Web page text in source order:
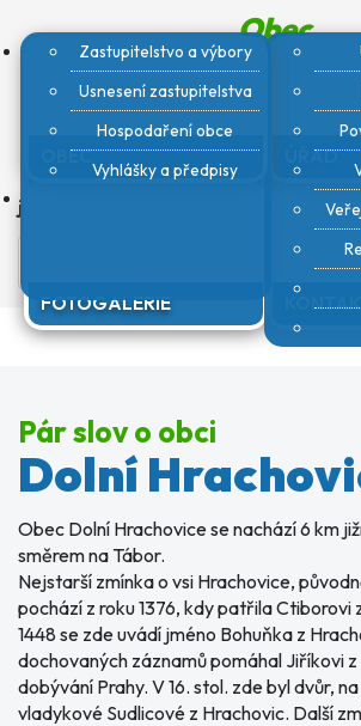
Obec
Dolní
731256785
Tato e-mailová adresa je chráněna
její zobrazení musíte mít povolen
OBEC
Zastupitelstvo a výbory
Usnesení zastupitelstva
Hospodaření obce
Vyhlášky a předpisy
ÚŘAD
FOTOGALERIE
Pár slov o obci
Dolní
Obec Dolní Hrachovice se nachází 6 km
směrem na Tábor.
Nejstarší zmínka o vsi Hrachovice,
pochází z roku 1376, kdy patřila Ctiborovi
1448 se zde uvádí jméno Bohuňka z
dochovaných záznamů pomáhal Jiříkovi
dobývání Prahy. V 16. stol. zde byl dvůr,
vladykové Sudlicové z Hrachovic. Další